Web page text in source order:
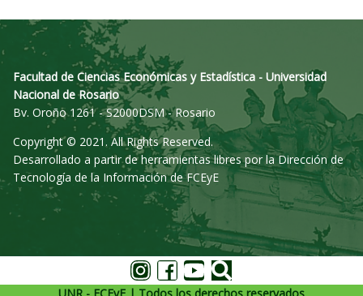
Facultad de Ciencias Económicas y Estadística - Universidad
Nacional de Rosario
Bv. Oroño 1261 - S2000DSM - Rosario
Copyright © 2021. All Rights Reserved.
Desarrollado a partir de herramientas libres por la Dirección de
Tecnología de la Información de FCEyE